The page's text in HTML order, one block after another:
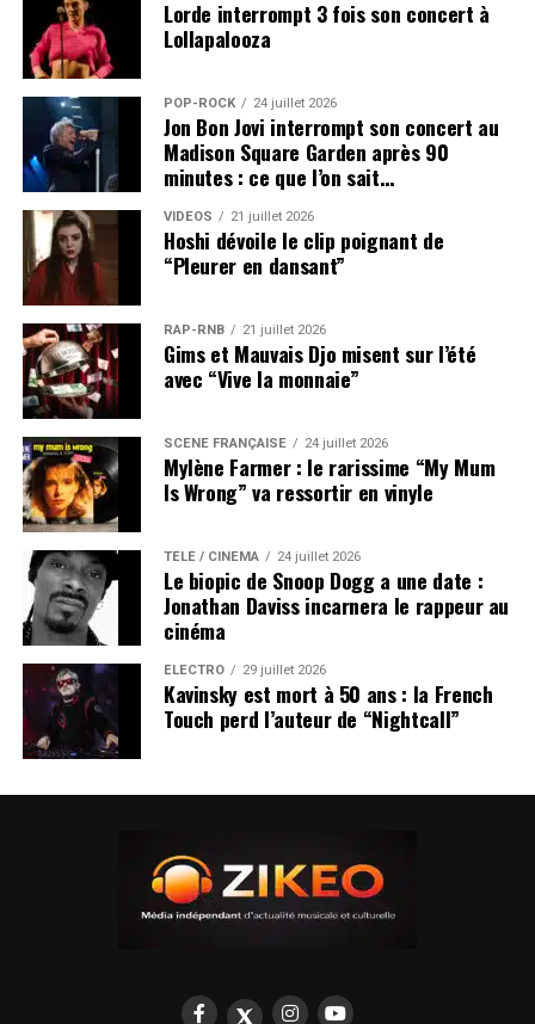
Lorde interrompt 3 fois son concert à
Lollapalooza
POP-ROCK 24 juillet 2026
Jon Bon Jovi interrompt son concert au
Madison Square Garden après 90
minutes : ce que l’on sait…
VIDEOS 21 juillet 2026
Hoshi dévoile le clip poignant de
“Pleurer en dansant”
RAP-RNB 21 juillet 2026
Gims et Mauvais Djo misent sur l’été
avec “Vive la monnaie”
SCÈNE FRANÇAISE 24 juillet 2026
Mylène Farmer : le rarissime “My Mum
Is Wrong” va ressortir en vinyle
TÉLÉ / CINÉMA 24 juillet 2026
Le biopic de Snoop Dogg a une date :
Jonathan Daviss incarnera le rappeur au
cinéma
ÉLECTRO 29 juillet 2026
Kavinsky est mort à 50 ans : la French
Touch perd l’auteur de “Nightcall”